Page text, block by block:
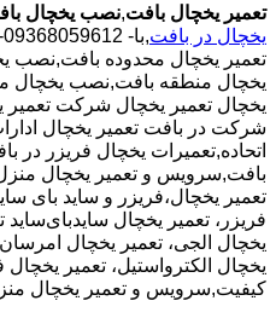
تعمیر یخچال بافت,نصب یخچال
یخچال در بافت
تعمیر یخچال محدوده بافت,نصب
یخچال منطقه بافت,نصب یخچال
یخچال تعمیر یخچال شرکت تعمیر
شرکت در بافت تعمیر یخچال
اتحاده,تعمیرات یخچال فریزر در
بافت,سرویس و تعمیر یخچال
تعمیر یخچال،فریزر و ساید بای
فریزر، تعمیر یخچال
یخچال الجی، تعمیر یخچال
یخچال الکترواستیل، تعمیر یخچال
کیفیت,سرویس و تعمیر یخچال